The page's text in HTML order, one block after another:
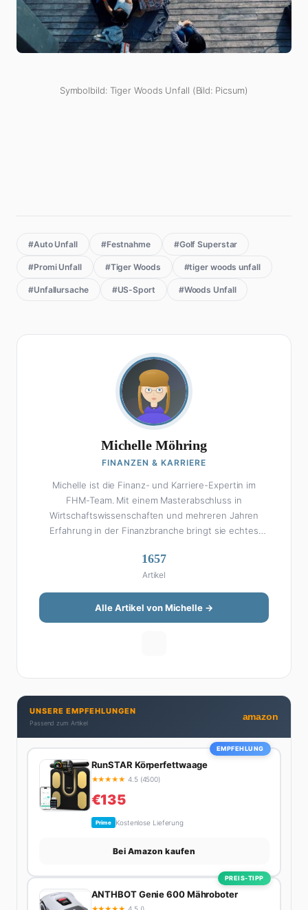
Symbolbild: Tiger Woods Unfall (Bild: Picsum)
#Auto Unfall #Festnahme #Golf Superstar
#Promi Unfall #Tiger Woods #tiger woods unfall
#Unfallursache #US-Sport #Woods Unfall
Michelle Möhring
FINANZEN & KARRIERE
Michelle ist die Finanz- und Karriere-Expertin im
FHM-Team. Mit einem Masterabschluss in
Wirtschaftswissenschaften und mehreren Jahren
Erfahrung in der Finanzbranche bringt sie echtes
Michelle klingt Altersvorsorge nicht wie eine
Steuererklärung. Ihre Stärke liegt darin, komplexe
Finanzthemen so aufzubereiten, dass sie jeder
versteht – ohne Fachchinesisch, dafür mit konkreten
Tipps zum Umsetzen. Von ETF-Strategien über
Privatleben unter einen Hut bekommt. Privat ist sie
bekennende Kaffee-Süchtige (3+ Tassen am Tag,
Minimum), Podcast-Hörerin und verbringt ihre
Wochenenden am liebsten in der Natur oder auf dem
1657
Artikel
Alle Artikel von Michelle →
UNSERE EMPFEHLUNGEN
Passend zum Artikel
amazon
EMPFEHLUNG
RunSTAR Körperfettwaage
★★★★★ 4.5 (4500)
€135
Prime Kostenlose Lieferung
Bei Amazon kaufen
PREIS-TIPP
ANTHBOT Genie 600 Mähroboter